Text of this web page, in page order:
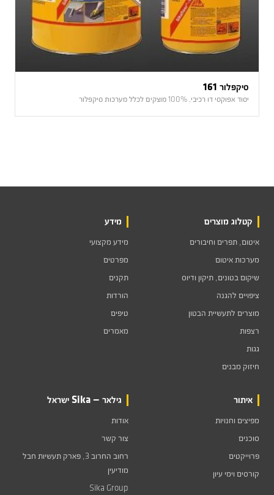
סיקפלור 161
יסוד אפוקסי דו רכיבי, 100% מוצקים לכלל מערכות סיקפלור
קטלוג מוצרים
איטום, תפרים וחיבורים
מערכות איטום
שיקום בטונים, תיקון ודיוס
ציפויים להגנה
מוצרים לתעשיית הבטון
רצפות
גגות
חיזוק מבנים
מידע
מידע מקצועי
מפרטים
תקנים
הורדות
טיפים
מאמרים
איתור
מפיצים וחנויות
סוכנים
פרוייקטים
קורסים וימי עיון
גילאר — Sika ישראל
אודות
צור קשר
רחוב החרוב 3, פארק תעשיות חבל
מודיעין
Sika Group